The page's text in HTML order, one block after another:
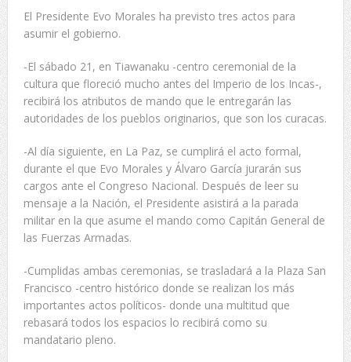
El Presidente Evo Morales ha previsto tres actos para
asumir el gobierno.
-El sábado 21, en Tiawanaku -centro ceremonial de la
cultura que floreció mucho antes del Imperio de los Incas-,
recibirá los atributos de mando que le entregarán las
autoridades de los pueblos originarios, que son los curacas.
-Al día siguiente, en La Paz, se cumplirá el acto formal,
durante el que Evo Morales y Álvaro García jurarán sus
cargos ante el Congreso Nacional. Después de leer su
mensaje a la Nación, el Presidente asistirá a la parada
militar en la que asume el mando como Capitán General de
las Fuerzas Armadas.
-Cumplidas ambas ceremonias, se trasladará a la Plaza San
Francisco -centro histórico donde se realizan los más
importantes actos políticos- donde una multitud que
rebasará todos los espacios lo recibirá como su
mandatario pleno.